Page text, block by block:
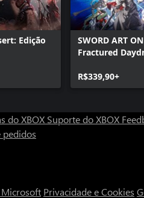
Edição
SWORD ART
Fractured
R$339,90+
do XBOX Suporte do XBOX
pedidos
Microsoft Privacidade e Cookies